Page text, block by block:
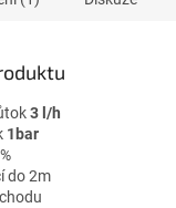
3 l/h
1bar
do 2m